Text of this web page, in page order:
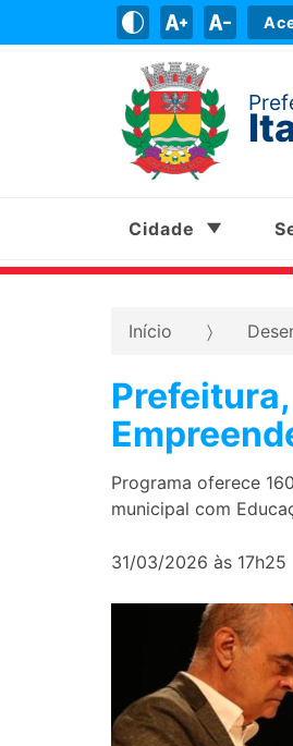
Cidade
Início
Programa oferece
municipal com
31/03/2026 às 17h25